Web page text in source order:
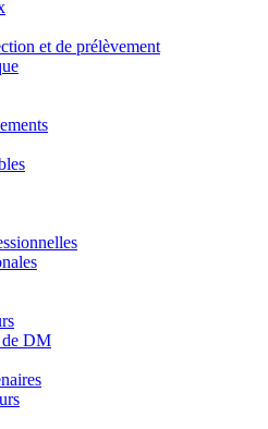
et de prélèvement
de DM